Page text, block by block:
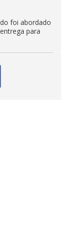
foi abordado
para